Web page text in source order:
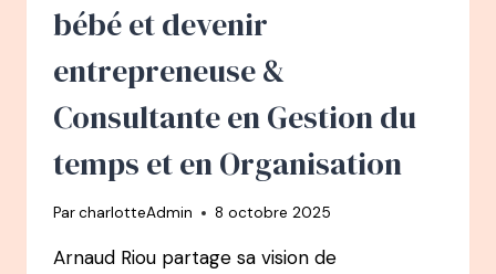
bébé et devenir
entrepreneuse &
Consultante en Gestion du
temps et en Organisation
ParcharlotteAdmin 8 octobre 2025
Arnaud Riou partage sa vision de